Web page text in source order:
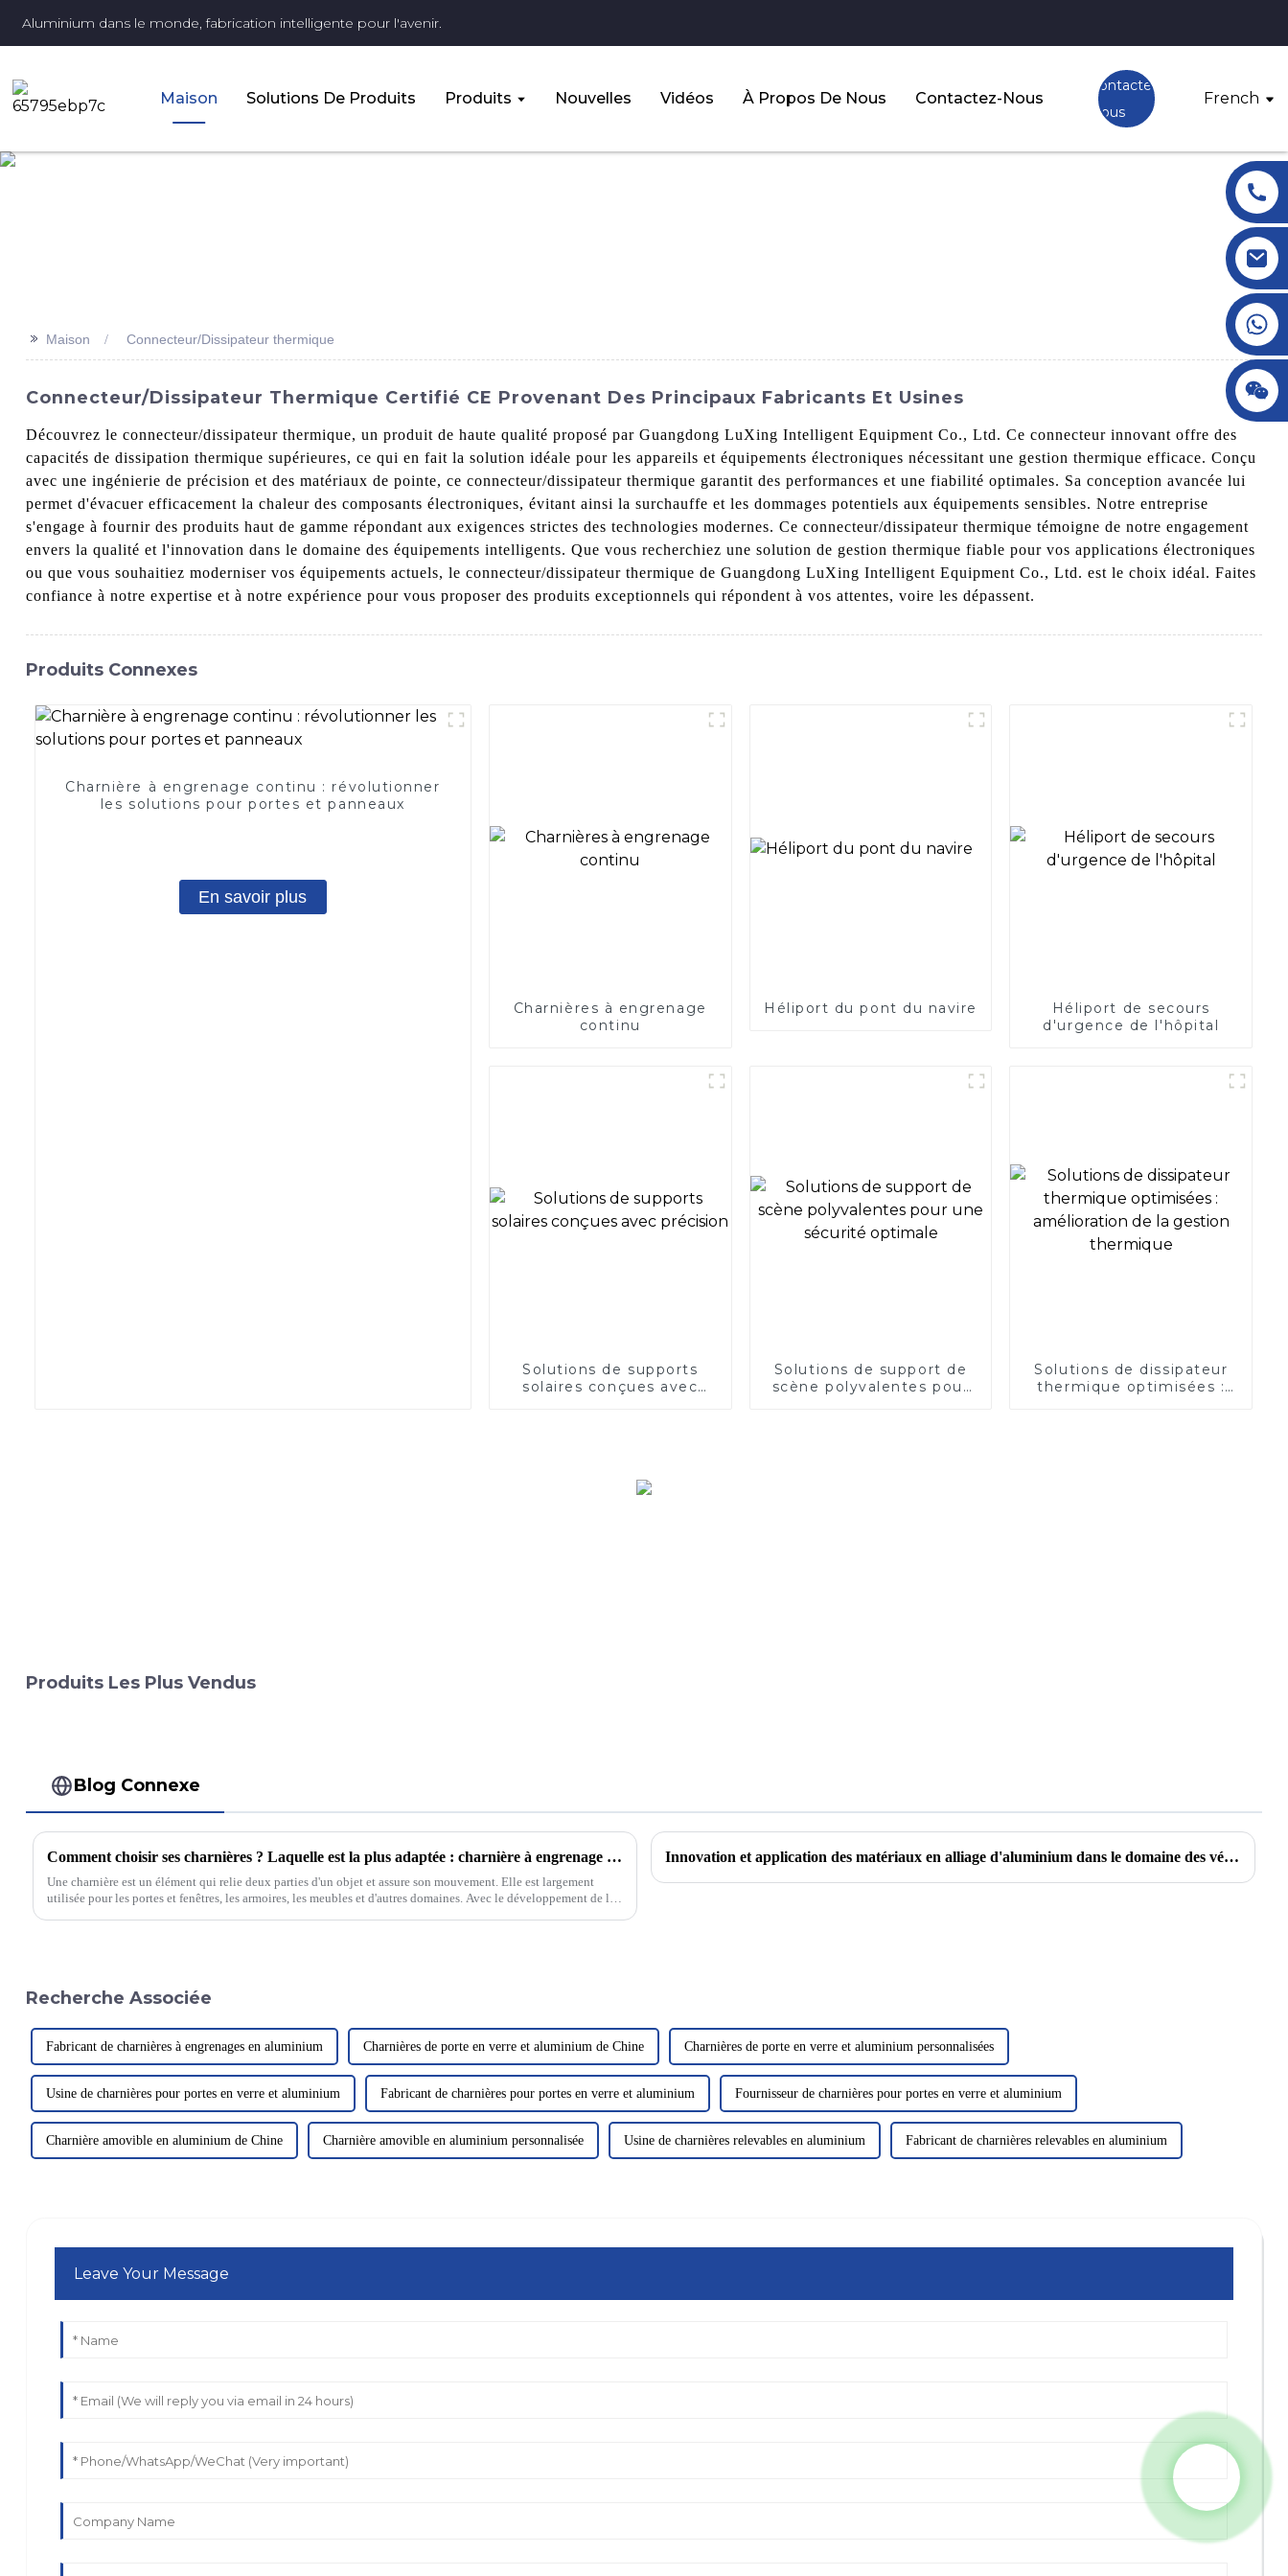
Aluminium dans le monde, fabrication intelligente pour l'avenir.
Maison Solutions De Produits Produits Nouvelles Vidéos À Propos De Nous Contactez-Nous
Contactez-
Nous
French
>> Maison Connecteur/Dissipateur thermique
Connecteur/dissipateur Thermique Certifié CE Provenant Des Principaux Fabricants Et Usines
Découvrez le connecteur/dissipateur thermique, un produit de haute qualité proposé par Guangdong LuXing Intelligent Equipment Co., Ltd. Ce connecteur innovant offre des
capacités de dissipation thermique supérieures, ce qui en fait la solution idéale pour les appareils et équipements électroniques nécessitant une gestion thermique efficace. Conçu
avec une ingénierie de précision et des matériaux de pointe, ce connecteur/dissipateur thermique garantit des performances et une fiabilité optimales. Sa conception avancée lui
permet d'évacuer efficacement la chaleur des composants électroniques, évitant ainsi la surchauffe et les dommages potentiels aux équipements sensibles. Notre entreprise
s'engage à fournir des produits haut de gamme répondant aux exigences strictes des technologies modernes. Ce connecteur/dissipateur thermique témoigne de notre engagement
envers la qualité et l'innovation dans le domaine des équipements intelligents. Que vous recherchiez une solution de gestion thermique fiable pour vos applications électroniques
ou que vous souhaitiez moderniser vos équipements actuels, le connecteur/dissipateur thermique de Guangdong LuXing Intelligent Equipment Co., Ltd. est le choix idéal. Faites
confiance à notre expertise et à notre expérience pour vous proposer des produits exceptionnels qui répondent à vos attentes, voire les dépassent.
Produits Connexes
Charnière à engrenage continu : révolutionner
les solutions pour portes et panneaux
En savoir plus
Charnières à engrenage
continu
Héliport du pont du navire
Héliport de secours
d'urgence de l'hôpital
Solutions de supports
solaires conçues avec
Solutions de support de
scène polyvalentes pour
Solutions de dissipateur
thermique optimisées :
Produits Les Plus Vendus
Blog Connexe
Comment choisir ses charnières ? Laquelle est la plus adaptée : charnière à engrenage continu ou charnière traditionnelle ?
Une charnière est un élément qui relie deux parties d'un objet et assure son mouvement. Elle est largement
utilisée pour les portes et fenêtres, les armoires, les meubles et d'autres domaines. Avec le développement de la
Innovation et application des matériaux en alliage d'aluminium dans le domaine des véhicules à énergie nouvelle
Recherche Associée
Fabricant de charnières à engrenages en aluminium Charnières de porte en verre et aluminium de Chine Charnières de porte en verre et aluminium personnalisées
Usine de charnières pour portes en verre et aluminium Fabricant de charnières pour portes en verre et aluminium Fournisseur de charnières pour portes en verre et aluminium
Charnière amovible en aluminium de Chine Charnière amovible en aluminium personnalisée Usine de charnières relevables en aluminium Fabricant de charnières relevables en aluminium
Leave Your Message